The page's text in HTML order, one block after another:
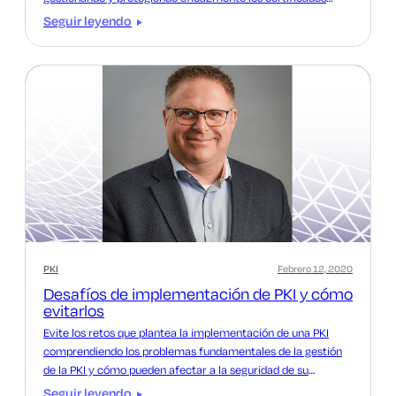
digitales.
Seguir leyendo
PKI
Desafíos de implementación de PKI y cómo
evitarlos
Febrero 12, 2020
Evite los retos que plantea la implementación de una PKI
comprendiendo los problemas fundamentales de la gestión
de la PKI y cómo pueden afectar a la seguridad de su
organización. Más información.
Seguir leyendo